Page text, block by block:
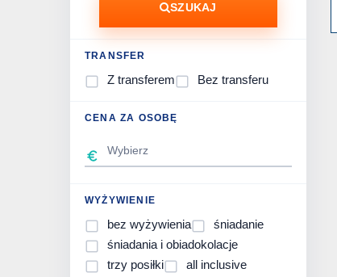
SZUKAJ
TRANSFER
Z transferem Bez transferu
CENA ZA OSOBĘ
WYŻYWIENIE
bez wyżywienia
śniadanie
śniadania i obiadokolacje
trzy posiłki
all inclusive